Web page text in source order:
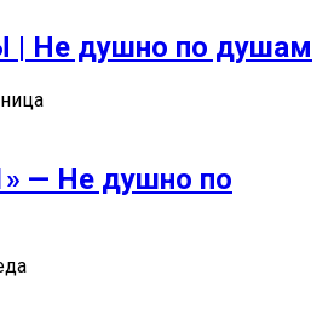
Не душно по душам
— Не душно по